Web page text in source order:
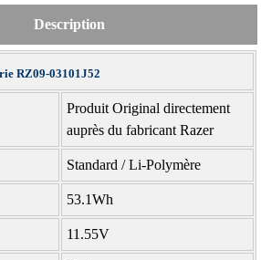
Description
RZ09-03101J52
Produit Original directement
auprès du fabricant Razer
Standard / Li-Polymère
53.1Wh
11.55V